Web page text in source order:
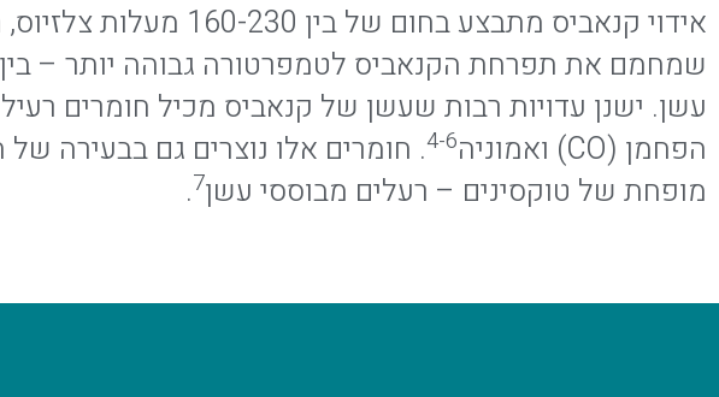
אידוי קנאביס מתבצע
עשן. ישנן עדויות רבות שעשן של קנאביס מכיל חומרים
הפחמן (CO) ואמוניה
4-6. חומרים אלו נוצרים גם בבעירה של
מופחת של טוקסינים – רעלים מבוססי עשן7
.